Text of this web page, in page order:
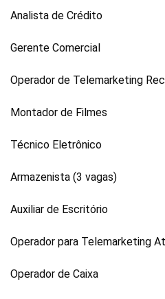
Analista de Crédito
Gerente Comercial
Operador de Telemarketing
Montador de Filmes
Técnico Eletrônico
Armazenista (3 vagas)
Auxiliar de Escritório
Operador para Telemarketing
Operador de Caixa